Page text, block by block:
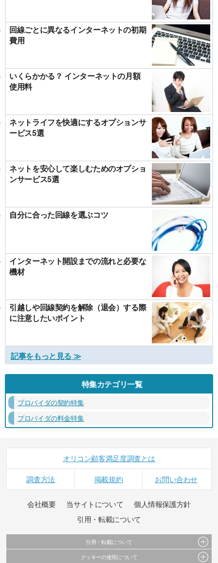
回線ごとに異なるインターネットの初期
費用
いくらかかる？ インターネットの月額
使用料
ネットライフを快適にするオプションサ
ービス5選
ネットを安心して楽しむためのオプショ
ンサービス5選
自分に合った回線を選ぶコツ
インターネット開設までの流れと必要な
機材
引越しや回線契約を解除（退会）する際
に注意したいポイント
記事をもっと見る ≫
特集カテゴリ一覧
プロバイダの契約特集
プロバイダの料金特集
オリコン顧客満足度調査とは
調査方法 掲載規約 お問い合わせ
会社概要 当サイトについて
個人情報保護方針
引用・転載について
引用・転載について
当サイトで公開されている情報（文字、写真、イラスト、画像データ等）及びこれらの配
クッキーの使用について